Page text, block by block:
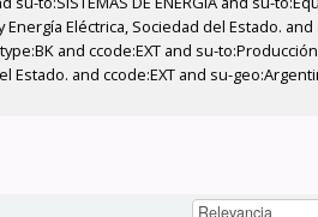
Eléctrica, Sociedad del Estado. and
and ccode:EXT and su-
Estado. and ccode:EXT and su-